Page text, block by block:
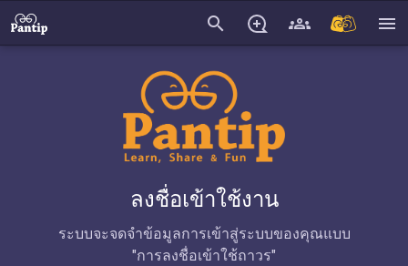
search menu
ลงชื่อเข้าใช้งาน
ระบบจะจดจำข้อมูลการเข้าสู่ระบบของคุณแบบ
"การลงชื่อเข้าใช้ถาวร"